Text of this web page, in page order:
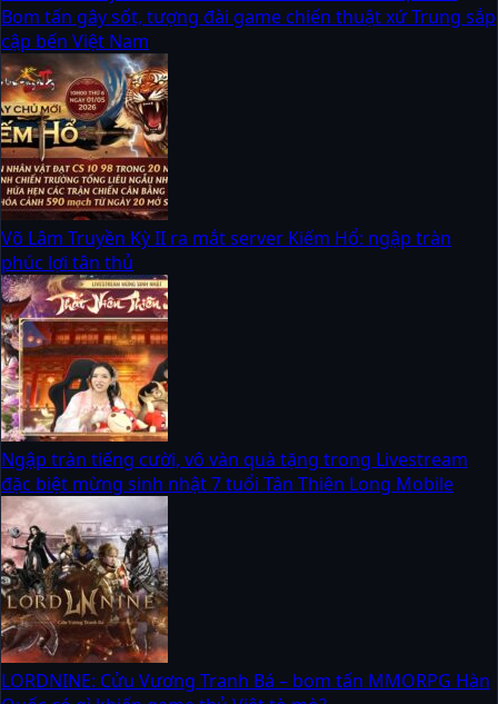
Bom tấn gây sốt, tượng đài game chiến thuật xứ Trung sắp
cập bến Việt Nam
Võ Lâm Truyền Kỳ II ra mắt server Kiếm Hổ: ngập tràn
phúc lợi tân thủ
Ngập tràn tiếng cười, vô vàn quà tặng trong Livestream
đặc biệt mừng sinh nhật 7 tuổi Tân Thiên Long Mobile
LORDNINE: Cửu Vương Tranh Bá – bom tấn MMORPG Hàn